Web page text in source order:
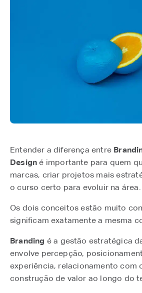
Entender a diferença entre
Design é importante para quem
marcas, criar projetos mais
o curso certo para evoluir na área.
Os dois conceitos estão muito
significam exatamente a mesma
Branding é a gestão estratégica
envolve percepção,
experiência, relacionamento com
construção de valor ao longo do